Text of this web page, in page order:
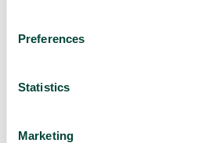
Preferences
Statistics
Marketing
Voit soittaa suoraan numeroon